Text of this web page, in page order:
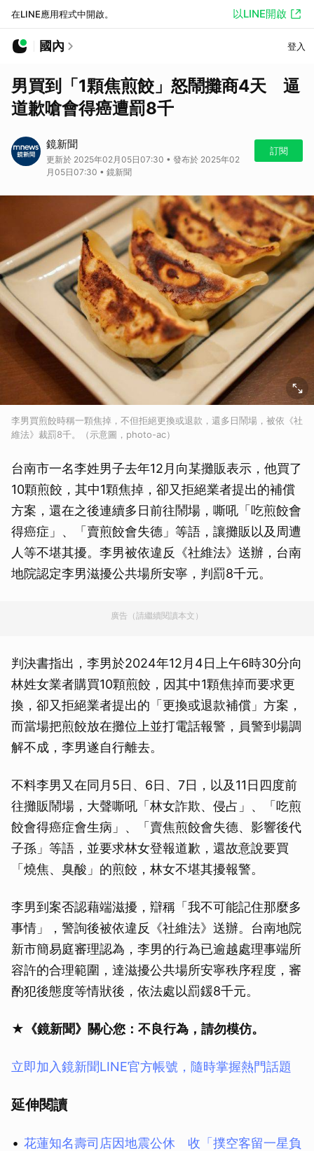
在LINE應用程式中開啟。 以LINE開啟
國內 登入
男買到「1顆焦煎餃」怒鬧攤商4天 逼
道歉嗆會得癌遭罰8千
鏡新聞
更新於 2025年02月05日07:30 • 發布於 2025年02
月05日07:30 • 鏡新聞
訂閱
李男買煎餃時稱一顆焦掉，不但拒絕更換或退款，還多日鬧場，被依《社
維法》裁罰8千。（示意圖，photo-ac）
台南市一名李姓男子去年12月向某攤販表示，他買了
10顆煎餃，其中1顆焦掉，卻又拒絕業者提出的補償
方案，還在之後連續多日前往鬧場，嘶吼「吃煎餃會
得癌症」、「賣煎餃會失德」等語，讓攤販以及周遭
人等不堪其擾。李男被依違反《社維法》送辦，台南
地院認定李男滋擾公共場所安寧，判罰8千元。
廣告（請繼續閱讀本文）
判決書指出，李男於2024年12月4日上午6時30分向
林姓女業者購買10顆煎餃，因其中1顆焦掉而要求更
換，卻又拒絕業者提出的「更換或退款補償」方案，
而當場把煎餃放在攤位上並打電話報警，員警到場調
解不成，李男遂自行離去。
不料李男又在同月5日、6日、7日，以及11日四度前
往攤販鬧場，大聲嘶吼「林女詐欺、侵占」、「吃煎
餃會得癌症會生病」、「賣焦煎餃會失德、影響後代
子孫」等語，並要求林女登報道歉，還故意說要買
「燒焦、臭酸」的煎餃，林女不堪其擾報警。
李男到案否認藉端滋擾，辯稱「我不可能記住那麼多
事情」，警詢後被依違反《社維法》送辦。台南地院
新市簡易庭審理認為，李男的行為已逾越處理事端所
容許的合理範圍，達滋擾公共場所安寧秩序程度，審
酌犯後態度等情狀後，依法處以罰鍰8千元。
★《鏡新聞》關心您：不良行為，請勿模仿。
立即加入鏡新聞LINE官方帳號，隨時掌握熱門話題
延伸閱讀
花蓮知名壽司店因地震公休 收「撲空客留一星負